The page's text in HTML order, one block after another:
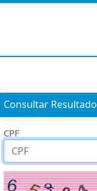
Consultar Resultado
CPF